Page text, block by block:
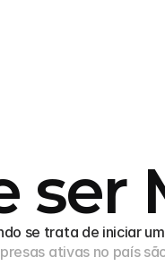
ser
se trata de iniciar um
ativas no país